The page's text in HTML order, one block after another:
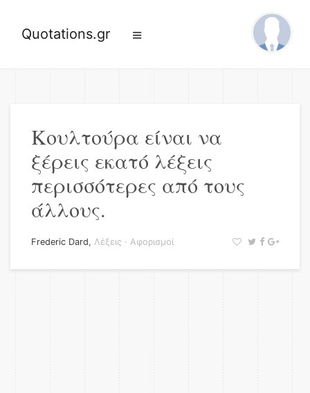
Quotations.gr
Κουλτούρα είναι να
ξέρεις εκατό λέξεις
περισσότερες από τους
άλλους.
Frederic Dard, Λέξεις · Αφορισμοί